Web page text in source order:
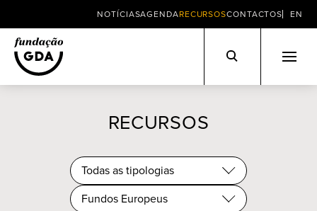
NOTÍCIASAGENDARECURSOSCONTACTOS EN
RECURSOS
Todas as tipologias
Fundos Europeus